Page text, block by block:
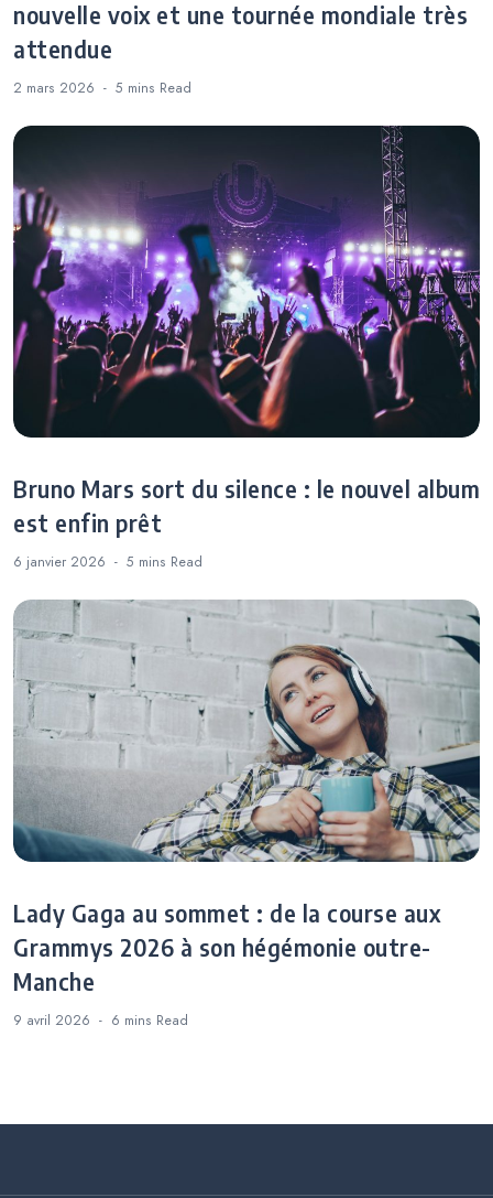
nouvelle voix et une tournée mondiale très
attendue
2 mars 2026 5 mins Read
Bruno Mars sort du silence : le nouvel album
est enfin prêt
6 janvier 2026 5 mins Read
Lady Gaga au sommet : de la course aux
Grammys 2026 à son hégémonie outre-
Manche
9 avril 2026 6 mins Read